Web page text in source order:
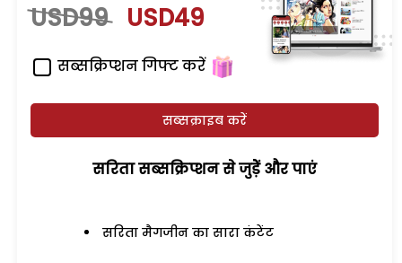
USD99 USD49
सब्सक्रिप्शन गिफ्ट करें
सब्सक्राइब करें
सरिता सब्सक्रिप्शन से जुड़ेें और पाएं
सरिता मैगजीन का सारा कंटेंट